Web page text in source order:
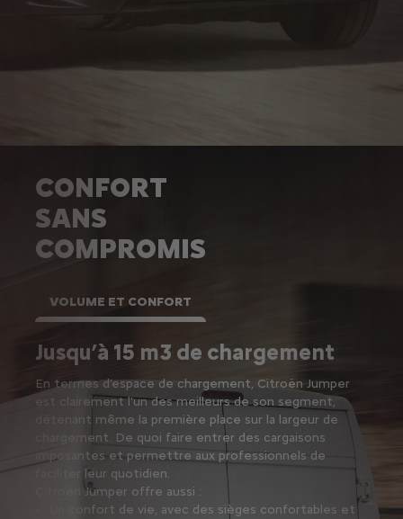
CONFORT
SANS
COMPROMIS
Jusqu’à 15 m3 de chargement
En termes d'espace de chargement, Citroën Jumper
est clairement l'un des meilleurs de son segment,
détenant même la première place sur la largeur de
chargement. De quoi faire entrer des cargaisons
imposantes et permettre aux professionnels de
faciliter leur quotidien.
Citroën Jumper offre aussi :
Un confort de vie, avec des sièges confortables et
VOLUME ET CONFORT